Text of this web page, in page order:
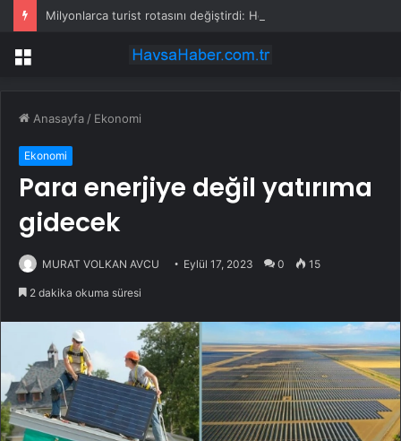
Menü
Anasayfa / Ekonomi
Ekonomi
Para enerjiye değil yatırıma
gidecek
MURAT VOLKAN AVCU Eylül 17, 2023 0 15
2 dakika okuma süresi